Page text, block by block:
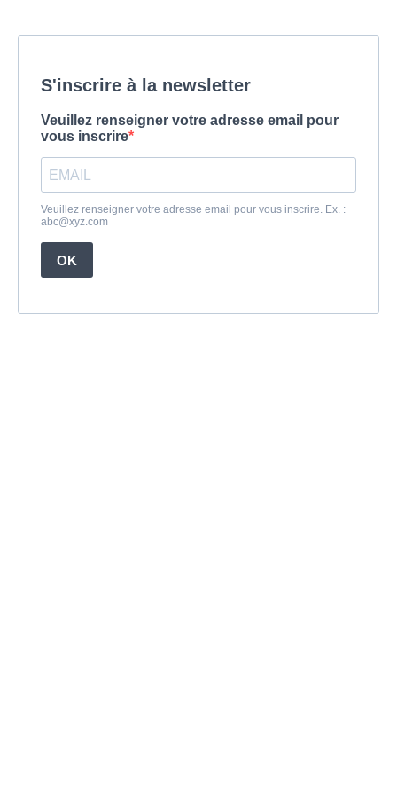
S'inscrire à la newsletter
Veuillez renseigner votre adresse email pour
vous inscrire
Veuillez renseigner votre adresse email pour vous inscrire. Ex. :
abc@xyz.com
OK